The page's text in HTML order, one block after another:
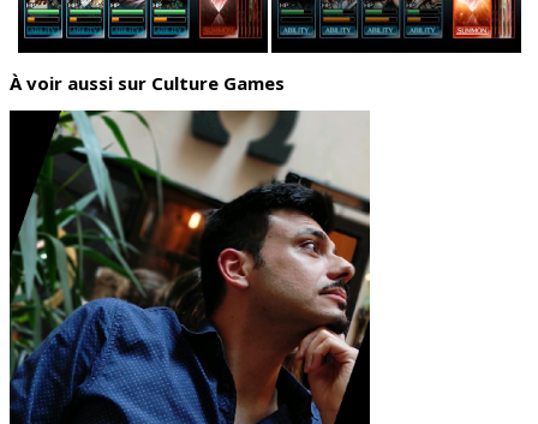
À voir aussi sur Culture Games